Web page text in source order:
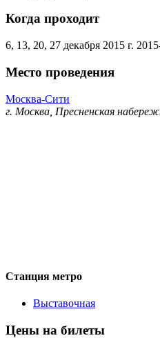
Когда проходит
6, 13, 20, 27 декабря 2015 г.
Место проведения
Москва-Сити
г. Москва, Пресненская
Станция метро
Выставочная
Цены на билеты